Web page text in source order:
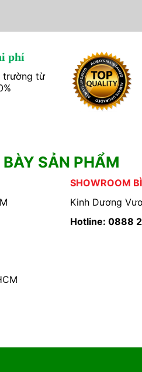
phí
trường từ
SẢN PHẨM
SHOWROOM
Kinh Dương
Hotline: 0888